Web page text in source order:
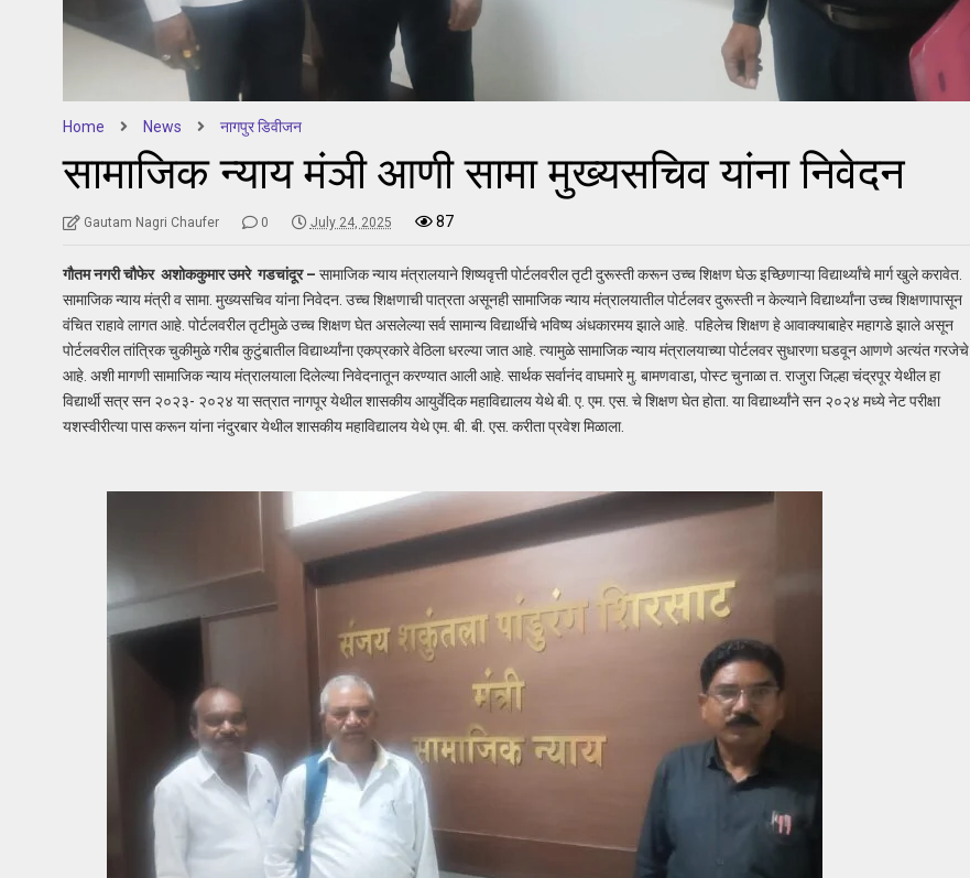
Home News नागपुर डिवीजन
सामाजिक न्याय मंञी आणी सामा मुख्यसचिव यांना निवेदन
Gautam Nagri Chaufer 0 July 24, 2025 87
गौतम नगरी चौफेर अशोककुमार उमरे गडचांदूर – सामाजिक न्याय मंत्रालयाने शिष्यवृत्ती पोर्टलवरील तृटी दुरूस्ती करून उच्च शिक्षण घेऊ इच्छिणाऱ्या विद्यार्थ्यांचे मार्ग खुले करावेत.
सामाजिक न्याय मंत्री व सामा. मुख्यसचिव यांना निवेदन. उच्च शिक्षणाची पात्रता असूनही सामाजिक न्याय मंत्रालयातील पोर्टलवर दुरूस्ती न केल्याने विद्यार्थ्यांना उच्च शिक्षणापासून
वंचित राहावे लागत आहे. पोर्टलवरील तृटीमुळे उच्च शिक्षण घेत असलेल्या सर्व सामान्य विद्यार्थीचे भविष्य अंधकारमय झाले आहे. पहिलेच शिक्षण हे आवाक्याबाहेर महागडे झाले असून
पोर्टलवरील तांत्रिक चुकीमुळे गरीब कुटुंबातील विद्यार्थ्यांना एकप्रकारे वेठिला धरल्या जात आहे. त्यामुळे सामाजिक न्याय मंत्रालयाच्या पोर्टलवर सुधारणा घडवून आणणे अत्यंत गरजेचे
आहे. अशी मागणी सामाजिक न्याय मंत्रालयाला दिलेल्या निवेदनातून करण्यात आली आहे. सार्थक सर्वानंद वाघमारे मु. बामणवाडा, पोस्ट चुनाळा त. राजुरा जिल्हा चंद्रपूर येथील हा
विद्यार्थी सत्र सन २०२३- २०२४ या सत्रात नागपूर येथील शासकीय आयुर्वेदिक महाविद्यालय येथे बी. ए. एम. एस. चे शिक्षण घेत होता. या विद्यार्थ्यांने सन २०२४ मध्ये नेट परीक्षा
यशस्वीरीत्या पास करून यांना नंदुरबार येथील शासकीय महाविद्यालय येथे एम. बी. बी. एस. करीता प्रवेश मिळाला.